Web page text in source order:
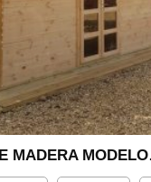
MADERA